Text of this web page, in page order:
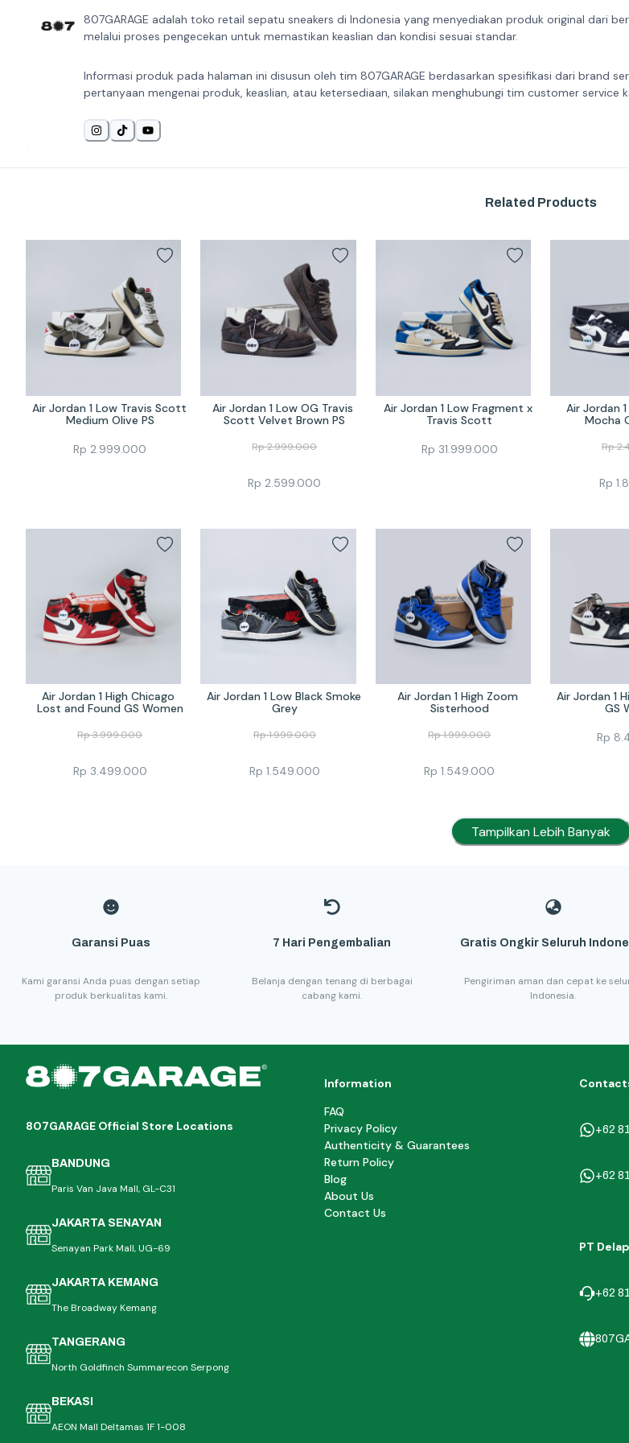
807GARAGE adalah toko retail sepatu sneakers di Indonesia yang menyediakan produk original dari
melalui proses pengecekan untuk memastikan keaslian dan kondisi sesuai standar.
Informasi produk pada halaman ini disusun oleh tim 807GARAGE berdasarkan spesifikasi dari brand
pertanyaan mengenai produk, keaslian, atau ketersediaan, silakan menghubungi tim customer service
Related Products
Air Jordan 1 Low Travis Scott
Medium Olive PS
Rp 2.999.000
Air Jordan 1 Low OG Travis
Scott Velvet Brown PS
Rp2.999.000
Rp 2.599.000
Air Jordan 1 Low Fragment x
Travis Scott
Rp 31.999.000
Air Jordan
Mocha
Rp
Rp
Air Jordan 1 High Chicago
Lost and Found GS Women
Rp3.999.000
Rp 3.499.000
Air Jordan 1 Low Black Smoke
Grey
Rp1.999.000
Rp 1.549.000
Air Jordan 1 High Zoom
Sisterhood
Rp1.999.000
Rp1.549.000
Air Jordan 1
GS
Rp
Tampilkan Lebih Banyak
Garansi Puas
Kami garansi Anda puas dengan setiap
produk berkualitas kami.
7 Hari Pengembalian
Belanja dengan tenang di berbagai
cabang kami.
Gratis Ongkir Seluruh
Pengiriman aman dan cepat ke
Indonesia.
807GARAGE Official Store Locations
BANDUNG
Paris Van Java Mall, GL-C31
JAKARTA SENAYAN
Senayan Park Mall, UG-69
JAKARTA KEMANG
The Broadway Kemang
TANGERANG
North Goldfinch Summarecon Serpong
BEKASI
AEON Mall Deltamas 1F 1-008
Information
FAQ
Privacy Policy
Authenticity & Guarantees
Return Policy
Blog
About Us
Contact Us
+62
+62
PT
+62